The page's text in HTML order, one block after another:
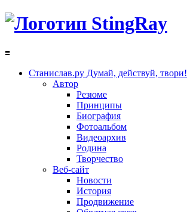
≡
Станислав.ру Думай, действуй, твори!
Автор
Резюме
Принципы
Биография
Фотоальбом
Видеоархив
Родина
Творчество
Веб-сайт
Новости
История
Продвижение